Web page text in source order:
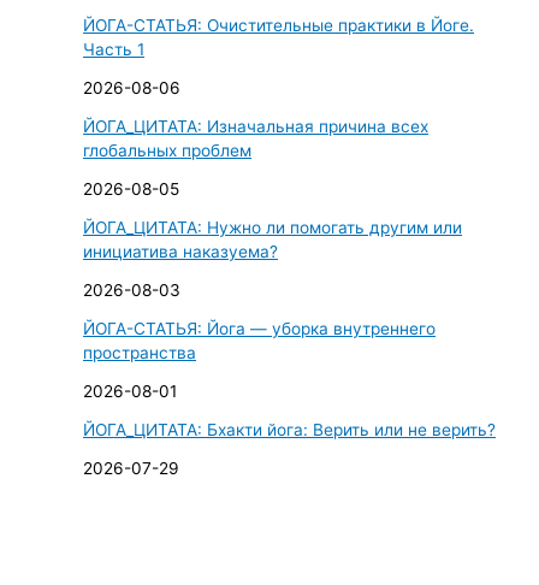
ЙОГА-СТАТЬЯ: Очистительные практики в Йоге.
Часть 1
2026-08-06
ЙОГА_ЦИТАТА: Изначальная причина всех
глобальных проблем
2026-08-05
ЙОГА_ЦИТАТА: Нужно ли помогать другим или
инициатива наказуема?
2026-08-03
ЙОГА-СТАТЬЯ: Йога — уборка внутреннего
пространства
2026-08-01
ЙОГА_ЦИТАТА: Бхакти йога: Верить или не верить?
2026-07-29